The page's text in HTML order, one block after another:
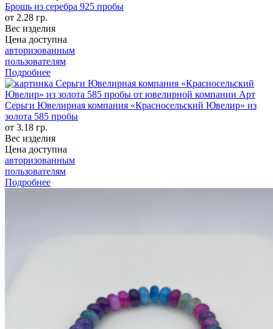
Брошь из серебра 925 пробы
от 2.28 гр.
Вес изделия
Цена доступна
авторизованным
пользователям
Подробнее
Серьги Ювелирная компания «Красносельский Ювелир» из
золота 585 пробы
от 3.18 гр.
Вес изделия
Цена доступна
авторизованным
пользователям
Подробнее